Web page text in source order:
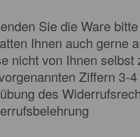
Sie die Ware
Ihnen auch gerne
nicht von Ihnen
Ziffern 3-
des